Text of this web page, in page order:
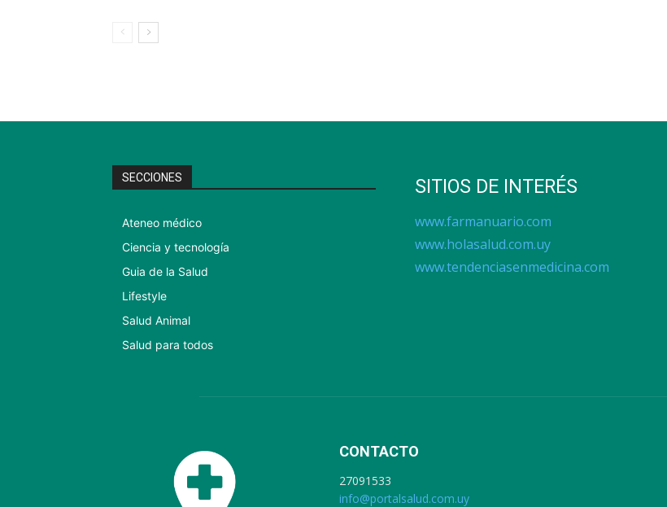
SECCIONES
Ateneo médico
Ciencia y tecnología
Guia de la Salud
Lifestyle
Salud Animal
Salud para todos
SITIOS DE INTERÉS
www.farmanuario.com
www.holasalud.com.uy
www.tendenciasenmedicina.com
CONTACTO
27091533
info@portalsalud.com.uy